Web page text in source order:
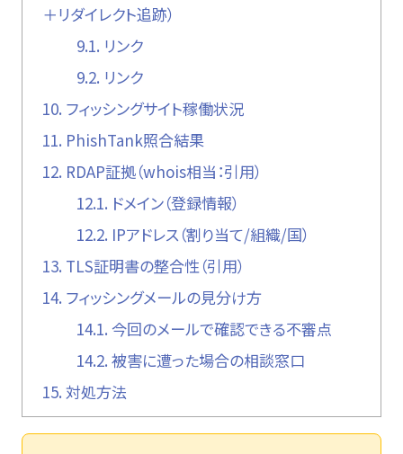
＋リダイレクト追跡）
9.1. リンク
9.2. リンク
10. フィッシングサイト稼働状況
11. PhishTank照合結果
12. RDAP証拠（whois相当：引用）
12.1. ドメイン（登録情報）
12.2. IPアドレス（割り当て/組織/国）
13. TLS証明書の整合性（引用）
14. フィッシングメールの見分け方
14.1. 今回のメールで確認できる不審点
14.2. 被害に遭った場合の相談窓口
15. 対処方法